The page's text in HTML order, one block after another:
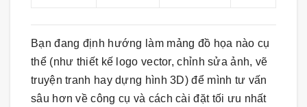
Bạn đang định hướng làm mảng đồ họa nào cụ
thể (như thiết kế logo vector, chỉnh sửa ảnh, vẽ
truyện tranh hay dựng hình 3D) để mình tư vấn
sâu hơn về công cụ và cách cài đặt tối ưu nhất